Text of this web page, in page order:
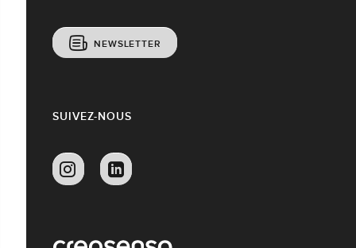
NEWSLETTER
SUIVEZ-NOUS